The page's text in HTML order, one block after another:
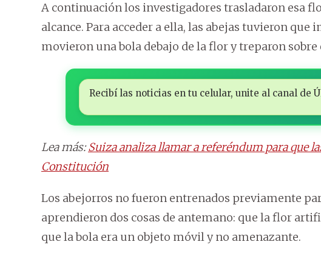
A continuación los investigadores trasladaron esa
alcance. Para acceder a ella, las abejas tuvieron
movieron una bola debajo de la flor y treparon sobre
Recibí las noticias en tu celular, unite al canal de
Lea más:Suiza analiza llamar a referéndum para que
Constitución
Los abejorros no fueron entrenados previamente
aprendieron dos cosas de antemano: que la flor
que la bola era un objeto móvil y no amenazante.